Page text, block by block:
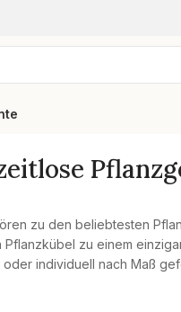
zu den beliebtesten
zu einem
individuell nach Maß